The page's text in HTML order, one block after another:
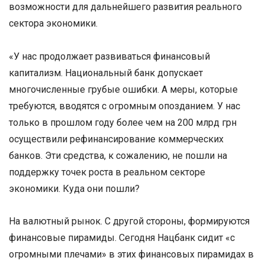
возможности для дальнейшего развития реального
сектора экономики.
«У нас продолжает развиваться финансовый
капитализм. Национальный банк допускает
многочисленные грубые ошибки. А меры, которые
требуются, вводятся с огромным опозданием. У нас
только в прошлом году более чем на 200 млрд грн
осуществили рефинансирование коммерческих
банков. Эти средства, к сожалению, не пошли на
поддержку точек роста в реальном секторе
экономики. Куда они пошли?
На валютный рынок. С другой стороны, формируются
финансовые пирамиды. Сегодня Нацбанк сидит «с
огромными плечами» в этих финансовых пирамидах в